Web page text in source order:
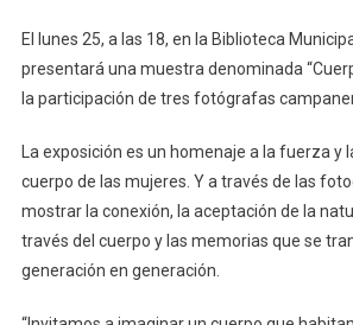
El lunes 25, a las 18, en la Biblioteca
presentará una muestra denominada
la participación de tres fotógrafas
La exposición es un homenaje a la fuerza y
cuerpo de las mujeres. Y a través de las
mostrar la conexión, la aceptación de la
través del cuerpo y las memorias que se
generación en generación.